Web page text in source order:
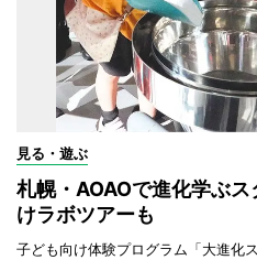
見る・遊ぶ
札幌・AOAOで進化学ぶ
けラボツアーも
子ども向け体験プログラム「大進化